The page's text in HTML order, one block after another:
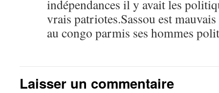
indépendances il y avait les
vrais patriotes.Sassou est
au congo parmis ses hommes
Laisser un commentaire